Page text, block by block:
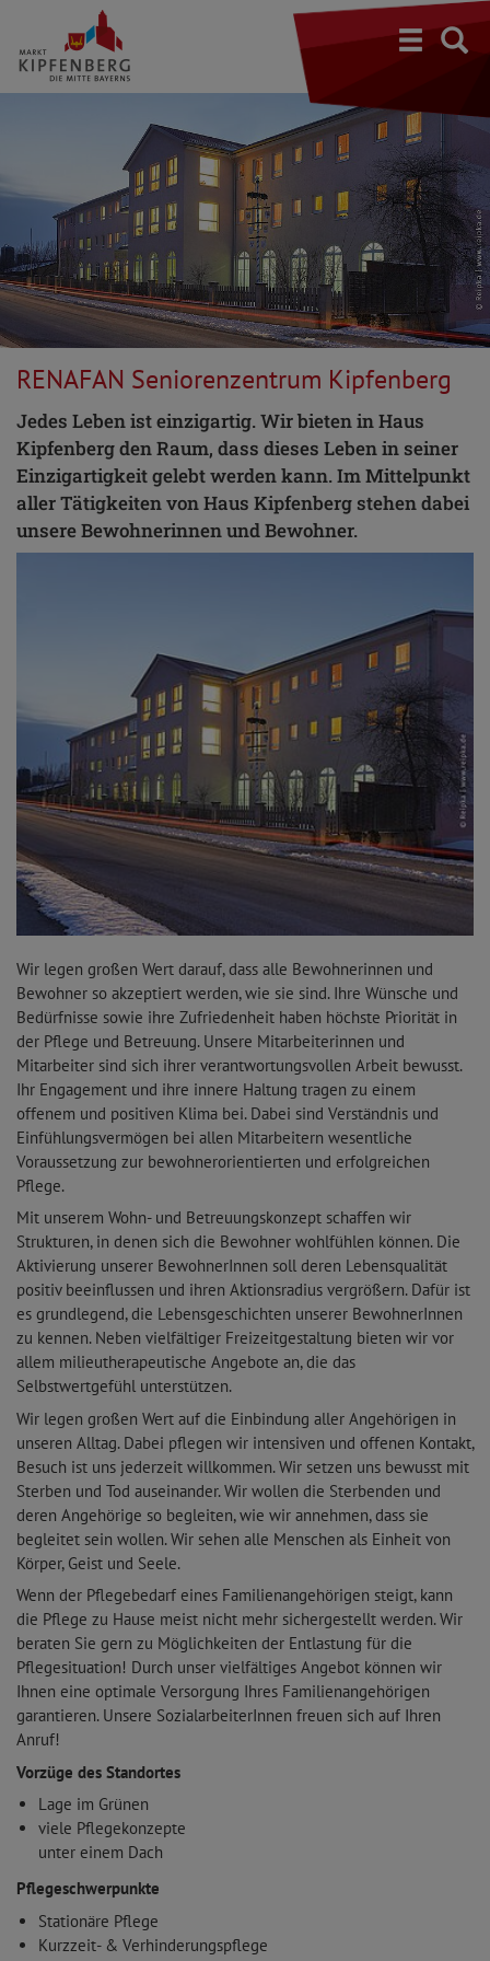
RENAFAN Seniorenzentrum Kipfenberg
Jedes Leben ist einzigartig. Wir bieten in Haus
Kipfenberg den Raum, dass dieses Leben in seiner
Einzigartigkeit gelebt werden kann. Im Mittelpunkt
aller Tätigkeiten von Haus Kipfenberg stehen dabei
unsere Bewohnerinnen und Bewohner.
Wir legen großen Wert darauf, dass alle Bewohnerinnen und
Bewohner so akzeptiert werden, wie sie sind. Ihre Wünsche und
Bedürfnisse sowie ihre Zufriedenheit haben höchste Priorität in
der Pflege und Betreuung. Unsere Mitarbeiterinnen und
Mitarbeiter sind sich ihrer verantwortungsvollen Arbeit bewusst.
Ihr Engagement und ihre innere Haltung tragen zu einem
offenem und positiven Klima bei. Dabei sind Verständnis und
Einfühlungsvermögen bei allen Mitarbeitern wesentliche
Voraussetzung zur bewohnerorientierten und erfolgreichen
Pflege.
Mit unserem Wohn- und Betreuungskonzept schaffen wir
Strukturen, in denen sich die Bewohner wohlfühlen können. Die
Aktivierung unserer BewohnerInnen soll deren Lebensqualität
positiv beeinflussen und ihren Aktionsradius vergrößern. Dafür ist
es grundlegend, die Lebensgeschichten unserer BewohnerInnen
zu kennen. Neben vielfältiger Freizeitgestaltung bieten wir vor
allem milieutherapeutische Angebote an, die das
Selbstwertgefühl unterstützen.
Wir legen großen Wert auf die Einbindung aller Angehörigen in
unseren Alltag. Dabei pflegen wir intensiven und offenen Kontakt,
Besuch ist uns jederzeit willkommen. Wir setzen uns bewusst mit
Sterben und Tod auseinander. Wir wollen die Sterbenden und
deren Angehörige so begleiten, wie wir annehmen, dass sie
begleitet sein wollen. Wir sehen alle Menschen als Einheit von
Körper, Geist und Seele.
Wenn der Pflegebedarf eines Familienangehörigen steigt, kann
die Pflege zu Hause meist nicht mehr sichergestellt werden. Wir
beraten Sie gern zu Möglichkeiten der Entlastung für die
Pflegesituation! Durch unser vielfältiges Angebot können wir
Ihnen eine optimale Versorgung Ihres Familienangehörigen
garantieren. Unsere SozialarbeiterInnen freuen sich auf Ihren
Anruf!
Vorzüge des Standortes
Lage im Grünen
viele Pflegekonzepte
unter einem Dach
Pflegeschwerpunkte
Stationäre Pflege
Kurzzeit- & Verhinderungspflege